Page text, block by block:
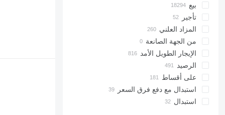
بيع
تأجير
المزاد العلني
من الجهة الصانعة
الإيجار الطويل الأمد
الرصيد
على أقساط
استبدال مع دفع فرق السعر
استبدال